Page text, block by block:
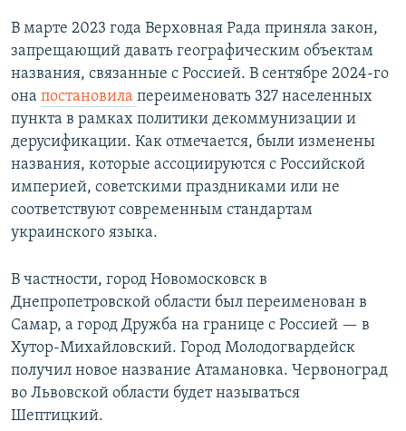
В марте 2023 года Верховная Рада приняла закон,
запрещающий давать географическим объектам
названия, связанные с Россией. В сентябре 2024-го
она постановила переименовать 327 населенных
пункта в рамках политики декоммунизации и
дерусификации. Как отмечается, были изменены
названия, которые ассоциируются с Российской
империей, советскими праздниками или не
соответствуют современным стандартам
украинского языка.
В частности, город Новомосковск в
Днепропетровской области был переименован в
Самар, а город Дружба на границе с Россией — в
Хутор-Михайловский. Город Молодогвардейск
получил новое название Атамановка. Червоноград
во Львовской области будет называться
Шептицкий.